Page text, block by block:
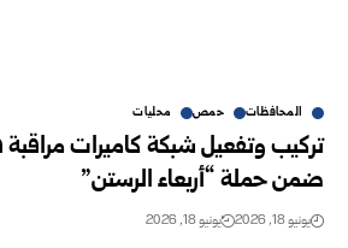
المحافظات حمص محليات
تركيب وتفعيل شبكة كاميرات
ضمن حملة “أربعاء الرستن”
يونيو 18, 2026 يونيو 18, 2026